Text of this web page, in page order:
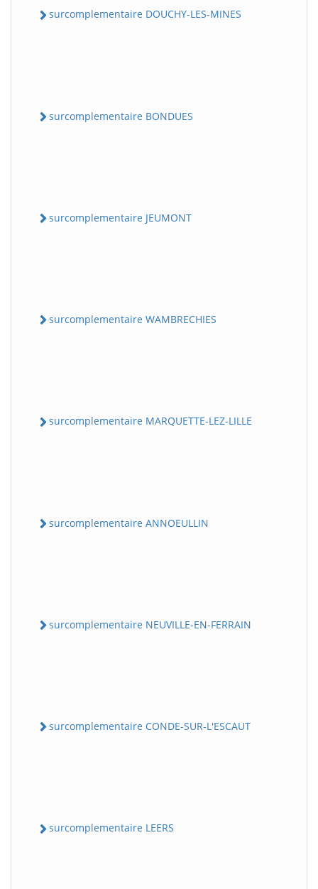
surcomplementaire DOUCHY-LES-MINES
surcomplementaire BONDUES
surcomplementaire JEUMONT
surcomplementaire WAMBRECHIES
surcomplementaire MARQUETTE-LEZ-LILLE
surcomplementaire ANNOEULLIN
surcomplementaire NEUVILLE-EN-FERRAIN
surcomplementaire CONDE-SUR-L'ESCAUT
surcomplementaire LEERS